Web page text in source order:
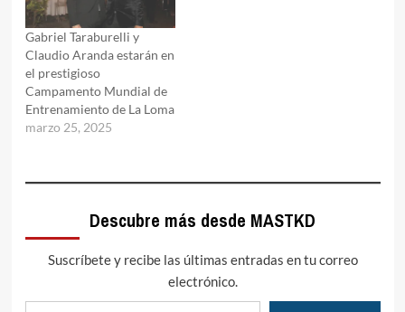
Gabriel Taraburelli y
Claudio Aranda estarán en
el prestigioso
Campamento Mundial de
Entrenamiento de La Loma
marzo 25, 2025
Descubre más desde MASTKD
Suscríbete y recibe las últimas entradas en tu correo
electrónico.
Escribe tu correo electrónico…